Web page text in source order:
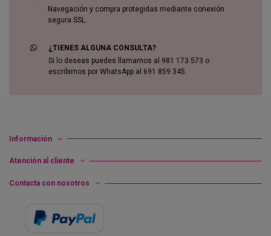
Navegación y compra protegidas mediante conexión
segura SSL.
¿TIENES ALGUNA CONSULTA?
Si lo deseas puedes llamarnos al 981 173 573 o
escribirnos por WhatsApp al 691 859 345.
Información
Atención al cliente
Contacta con nosotros